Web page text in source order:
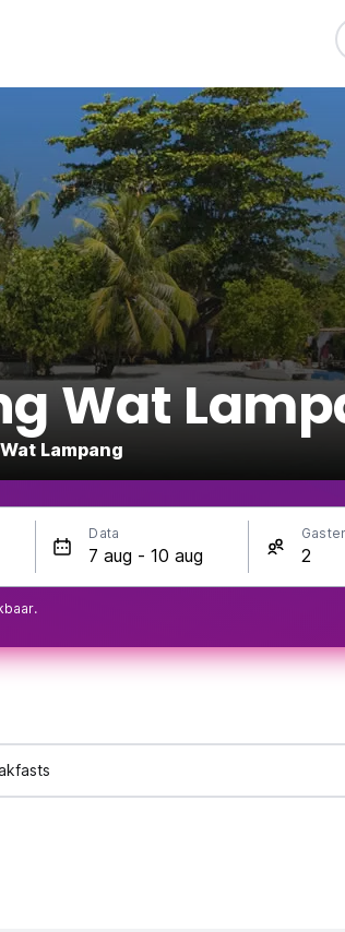
Wat
Lampang
Data